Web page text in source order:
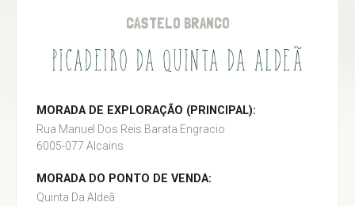
CASTELO BRANCO
PICADEIRO DA QUINTA DA ALDEÃ
MORADA DE EXPLORAÇÃO (PRINCIPAL):
Rua Manuel Dos Reis Barata Engracio
6005-077 Alcains
MORADA DO PONTO DE VENDA:
Quinta Da Aldeã